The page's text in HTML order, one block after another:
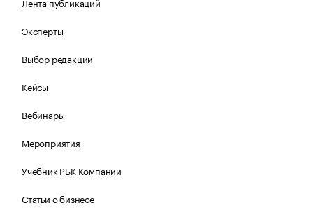
Эксперты
Выбор редакции
Кейсы
Вебинары
Мероприятия
Учебник РБК Компании
Статьи о бизнесе